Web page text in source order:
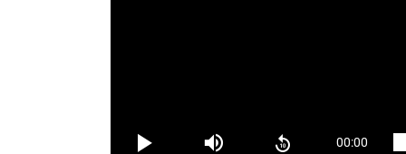
chính trị tư tưởng, trau dồi đạo đức lối sống